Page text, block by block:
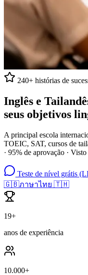
240+ histórias de
Inglês e
seus objetivos
A principal escola
TOEIC, SAT, cursos de
· 95% de aprovação ·
Teste de nível grátis
🇬🇧ภาษาไทย 🇹🇭
19+
anos de experiência
10.000+